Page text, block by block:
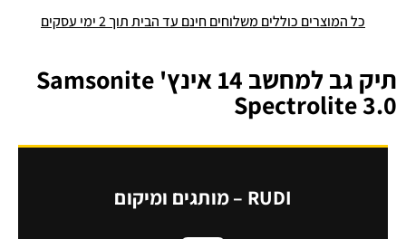
כל המוצרים כוללים משלוחים חינם עד הבית תוך 2 ימי עסקים
תיק גב למחשב 14 אינץ' Samsonite
Spectrolite 3.0
RUDI – מותגים ומיקום